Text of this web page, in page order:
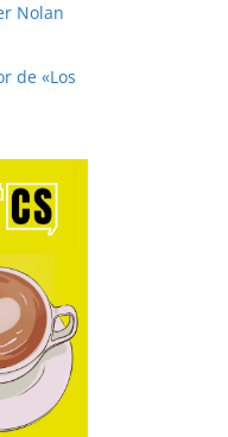
Nolan
de «Los